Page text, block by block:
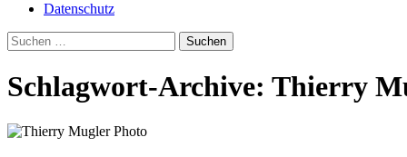
Datenschutz
Suchen
nach:
Schlagwort-Archive: Thierry